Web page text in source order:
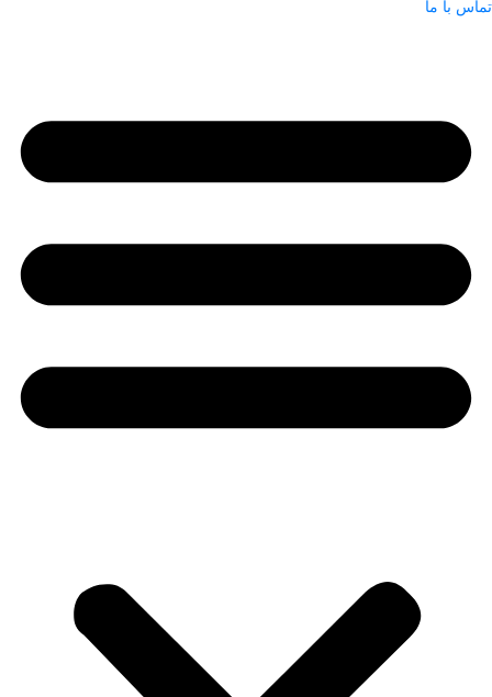
تماس با ما